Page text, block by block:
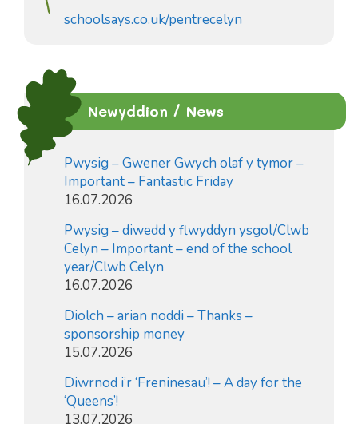
schoolsays.co.uk/pentrecelyn
Newyddion / News
Pwysig – Gwener Gwych olaf y tymor –
Important – Fantastic Friday
16.07.2026
Pwysig – diwedd y flwyddyn ysgol/Clwb
Celyn – Important – end of the school
year/Clwb Celyn
16.07.2026
Diolch – arian noddi – Thanks –
sponsorship money
15.07.2026
Diwrnod i’r ‘Freninesau’! – A day for the
‘Queens’!
13.07.2026